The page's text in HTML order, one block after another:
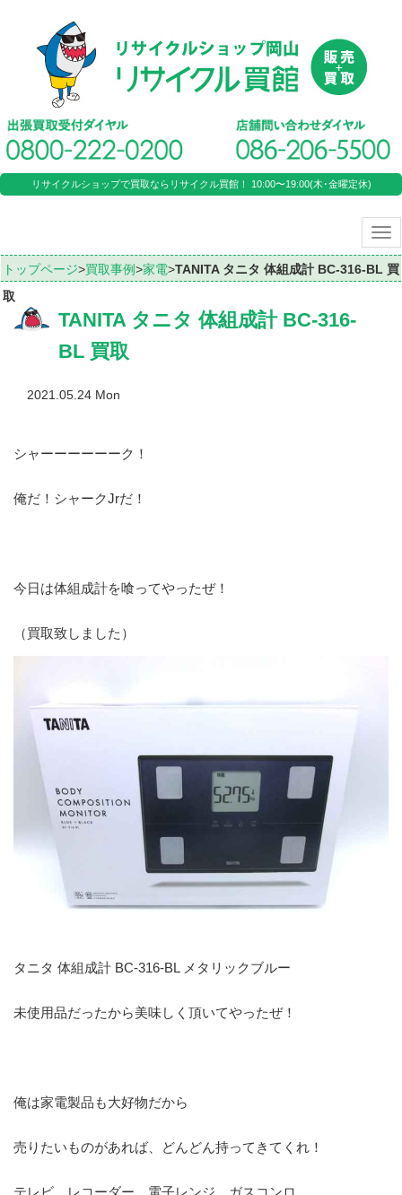
リサイクルショップで買取ならリサイクル買館！ 10:00〜19:00(木･金曜定休)
トップページ>買取事例>家電>TANITA タニタ 体組成計 BC-316-BL 買
取
TANITA タニタ 体組成計 BC-316-
BL 買取
2021.05.24 Mon
シャーーーーーーク！
俺だ！シャークJrだ！
今日は体組成計を喰ってやったぜ！
（買取致しました）
タニタ 体組成計 BC-316-BL メタリックブルー
未使用品だったから美味しく頂いてやったぜ！
俺は家電製品も大好物だから
売りたいものがあれば、どんどん持ってきてくれ！